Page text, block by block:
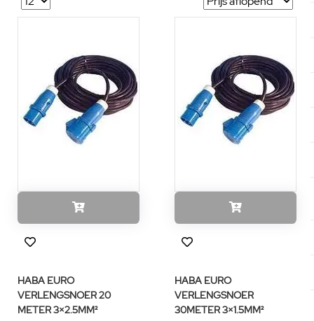
HABA EURO
VERLENGSNOER 20
METER 3×2.5MM²
HABA EURO
VERLENGSNOER
30METER 3×1.5MM²